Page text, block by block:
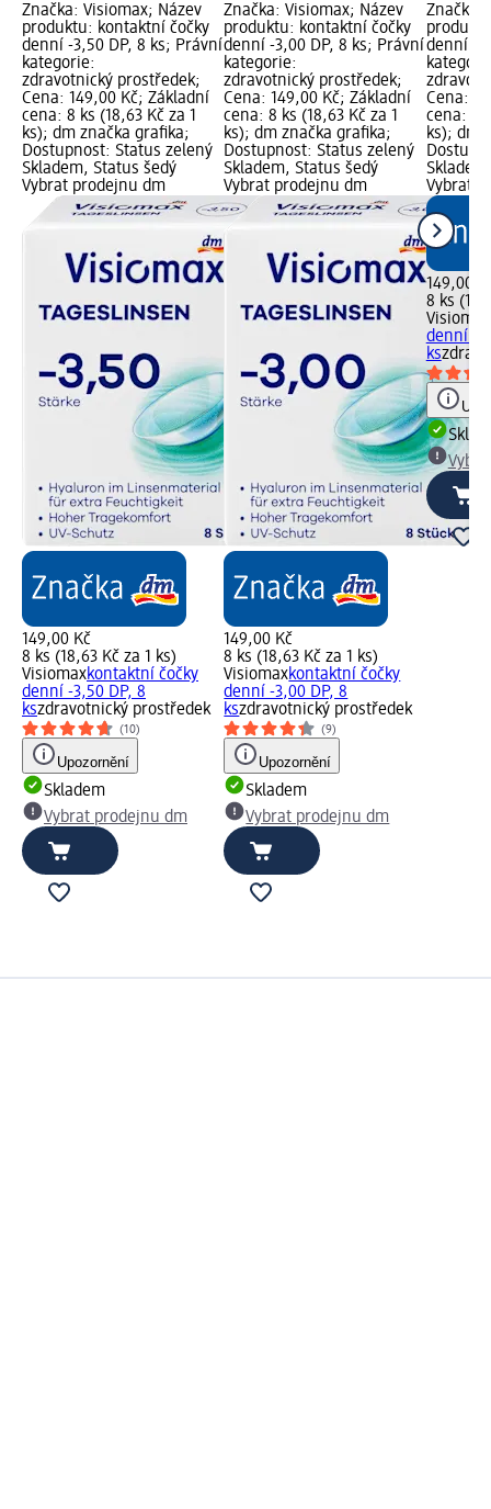
Značka: Visiomax; Název
produktu: kontaktní čočky
denní -3,50 DP, 8 ks; Právní
kategorie:
zdravotnický prostředek;
Cena: 149,00 Kč; Základní
cena: 8 ks (18,63 Kč za 1
ks); dm značka grafika;
Dostupnost: Status zelený
Skladem, Status šedý
Vybrat prodejnu dm
149,00 Kč
8 ks (18,63 Kč za 1 ks)
Visiomaxkontaktní čočky
denní -3,50 DP, 8
kszdravotnický prostředek
(10)
Upozornění
Skladem
Vybrat prodejnu dm
Značka: Visiomax; Název
produktu: kontaktní čočky
denní -3,00 DP, 8 ks; Právní
kategorie:
zdravotnický prostředek;
Cena: 149,00 Kč; Základní
cena: 8 ks (18,63 Kč za 1
ks); dm značka grafika;
Dostupnost: Status zelený
Skladem, Status šedý
Vybrat prodejnu dm
149,00 Kč
8 ks (18,63 Kč za 1 ks)
Visiomaxkontaktní čočky
denní -3,00 DP, 8
kszdravotnický prostředek
(9)
Upozornění
Skladem
Vybrat prodejnu dm
Značka:
denní -
Cena:
cena: 8
ks); dm
Vybrat
149,00
8 ks
Visiomax
denní -
ks